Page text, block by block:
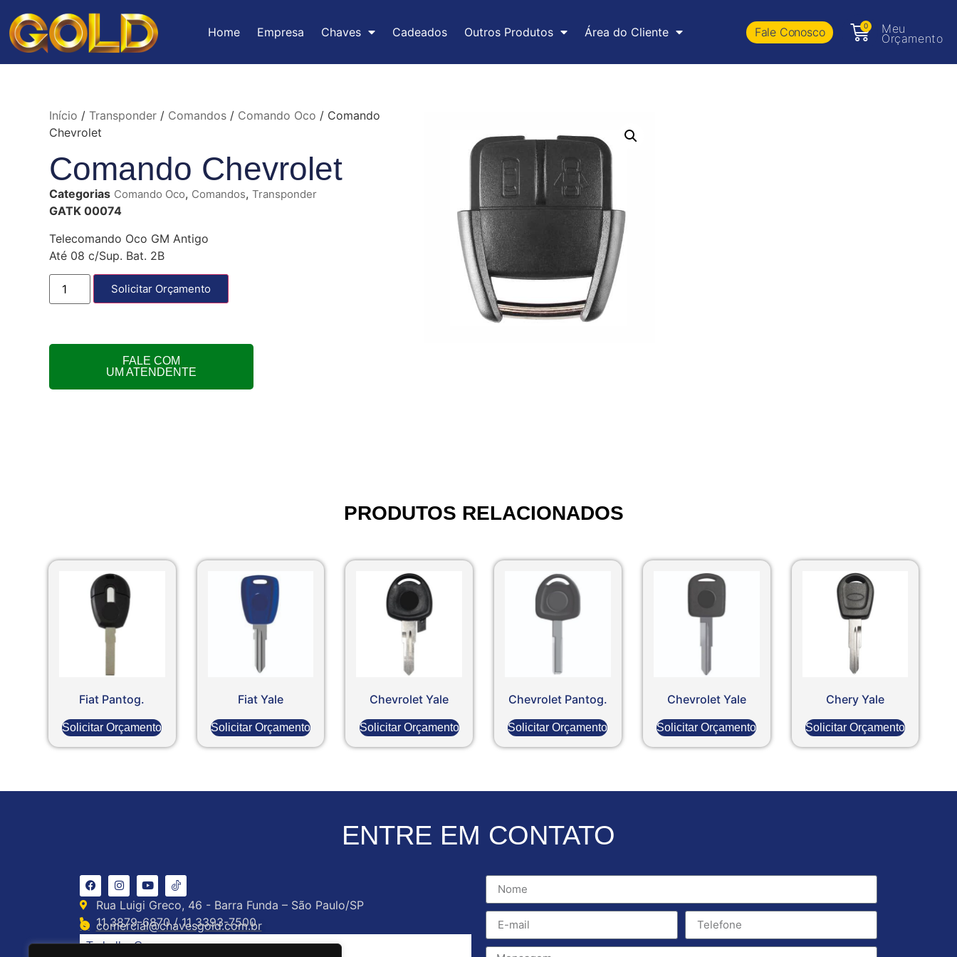
Home Empresa Chaves Cadeados Outros Produtos Área do Cliente Fale Conosco 0 Meu
Orçamento
Início / Transponder/ Comandos/ Comando Oco / Comando
Chevrolet
Comando Chevrolet
Categorias Comando Oco, Comandos, Transponder
GATK 00074
Telecomando Oco GM Antigo
Até 08 c/Sup. Bat. 2B
Solicitar Orçamento
FALE COM
UM ATENDENTE
PRODUTOS RELACIONADOS
Fiat Pantog.
Solicitar Orçamento
Fiat Yale
Solicitar Orçamento
Chevrolet Yale
Solicitar Orçamento
Chevrolet Pantog.
Solicitar Orçamento
Chevrolet Yale
Solicitar Orçamento
Chery Yale
Solicitar Orçamento
ENTRE EM CONTATO
Rua Luigi Greco, 46 - Barra Funda – São Paulo/SP
11 3879-6870 / 11 3393-7500
comercial@chavesgold.com.br
Trabalhe Conosco